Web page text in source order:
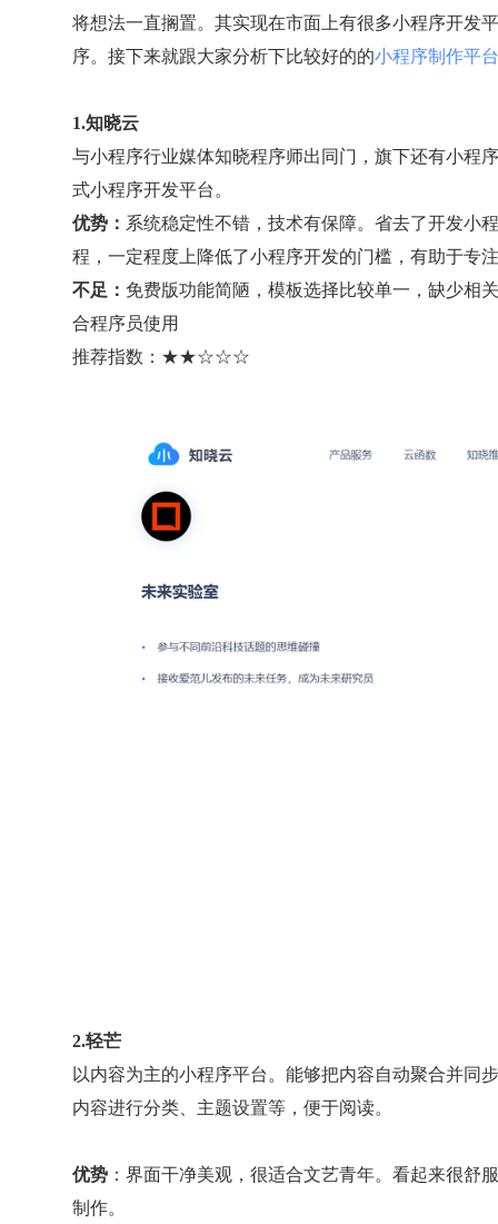
将想法一直搁置。其实现在市面上有很多小程序开发
序。接下来就跟大家分析下比较好的的小程序制作平台
1.知晓云
与小程序行业媒体知晓程序师出同门，旗下还有小程
式小程序开发平台。
优势： 系统稳定性不错，技术有保障。省去了开发小
程，一定程度上降低了小程序开发的门槛，有助于专
不足： 免费版功能简陋，模板选择比较单一，缺少相
合程序员使用
推荐指数：★★☆☆☆
2.轻芒
以内容为主的小程序平台。能够把内容自动聚合并同
内容进行分类、主题设置等，便于阅读。
优势 ：界面干净美观，很适合文艺青年。看起来很舒
制作。